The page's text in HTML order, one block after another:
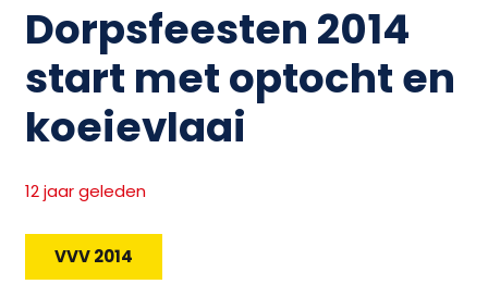
Dorpsfeesten 2014
start met optocht en
koeievlaai
12 jaar geleden
VVV 2014